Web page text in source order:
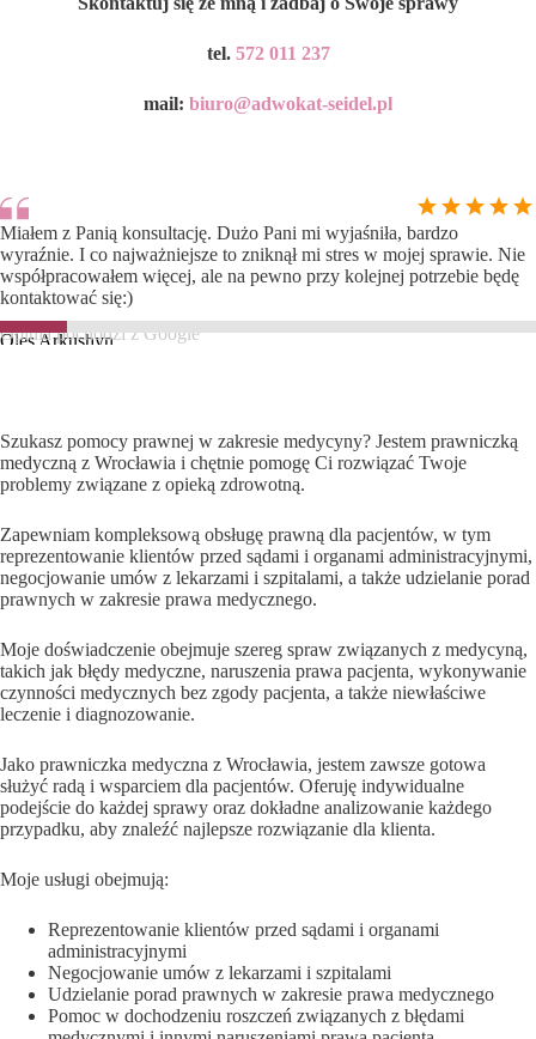
tel. 572 011 237
mail: biuro@adwokat-seidel.pl
Miałem z Panią konsultację. Dużo Pani mi wyjaśniła, bardzo
wyraźnie. I co najważniejsze to zniknął mi stres w mojej sprawie. Nie
współpracowałem więcej, ale na pewno przy kolejnej potrzebie będę
kontaktować się:)
Oles Arkushyn
Opinia pochodzi z Google
Szukasz pomocy prawnej w zakresie medycyny? Jestem prawniczką
medyczną z Wrocławia i chętnie pomogę Ci rozwiązać Twoje
problemy związane z opieką zdrowotną.
Zapewniam kompleksową obsługę prawną dla pacjentów, w tym
reprezentowanie klientów przed sądami i organami administracyjnymi,
negocjowanie umów z lekarzami i szpitalami, a także udzielanie porad
prawnych w zakresie prawa medycznego.
Moje doświadczenie obejmuje szereg spraw związanych z medycyną,
takich jak błędy medyczne, naruszenia prawa pacjenta, wykonywanie
czynności medycznych bez zgody pacjenta, a także niewłaściwe
leczenie i diagnozowanie.
Jako prawniczka medyczna z Wrocławia, jestem zawsze gotowa
służyć radą i wsparciem dla pacjentów. Oferuję indywidualne
podejście do każdej sprawy oraz dokładne analizowanie każdego
przypadku, aby znaleźć najlepsze rozwiązanie dla klienta.
Moje usługi obejmują:
Reprezentowanie klientów przed sądami i organami
administracyjnymi
Negocjowanie umów z lekarzami i szpitalami
Udzielanie porad prawnych w zakresie prawa medycznego
Pomoc w dochodzeniu roszczeń związanych z błędami